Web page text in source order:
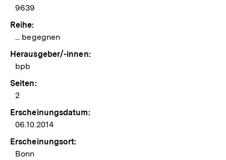
9639
Reihe:
... begegnen
Herausgeber/-innen:
bpb
Seiten:
2
Erscheinungsdatum:
06.10.2014
Erscheinungsort:
Bonn